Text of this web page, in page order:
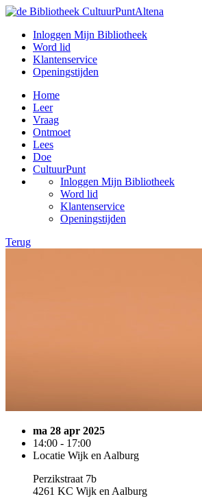
Inloggen Mijn Bibliotheek
Word lid
Klantenservice
Openingstijden
Home
Leer
Vraag
Ontmoet
Lees
Doe
CultuurPunt
Inloggen Mijn Bibliotheek
Word lid
Klantenservice
Openingstijden
Terug
ma 28 apr 2025
14:00 - 17:00
Locatie Wijk en Aalburg
Perzikstraat 7b
4261 KC Wijk en Aalburg